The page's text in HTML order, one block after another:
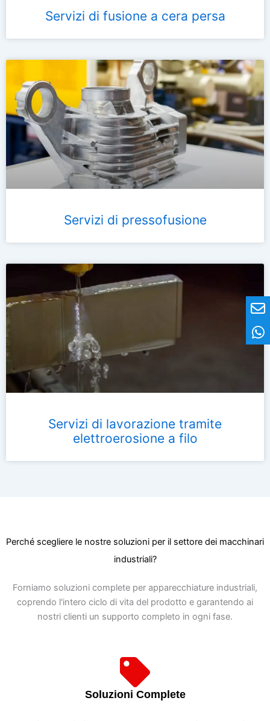
Servizi di fusione a cera persa
Servizi di pressofusione
Servizi di lavorazione tramite
elettroerosione a filo
Perché scegliere le nostre soluzioni per il settore dei macchinari
industriali?
Forniamo soluzioni complete per apparecchiature industriali,
coprendo l'intero ciclo di vita del prodotto e garantendo ai
nostri clienti un supporto completo in ogni fase.
Soluzioni Complete